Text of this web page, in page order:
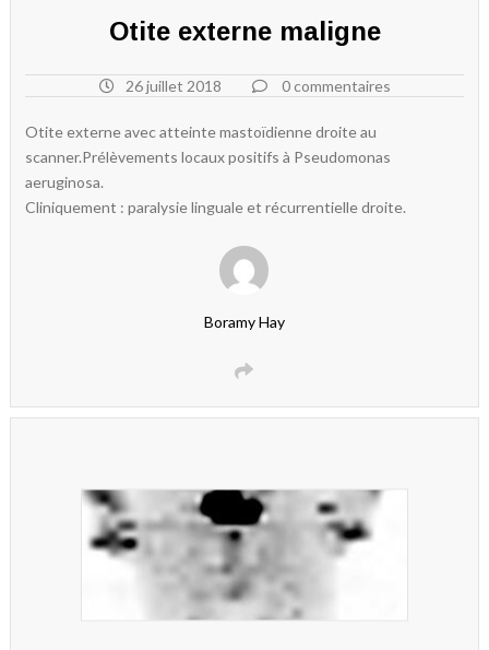
Otite externe maligne
26 juillet 2018 0 commentaires
Otite externe avec atteinte mastoïdienne droite au
scanner.Prélèvements locaux positifs à Pseudomonas
aeruginosa.
Cliniquement : paralysie linguale et récurrentielle droite.
Boramy Hay